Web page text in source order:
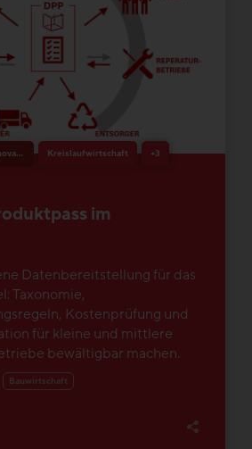
Digitalisierung & Innovation Kreislaufwirtschaft +3
im
Datenbereitstellung für das
Taxonomie,
Kostenprüfung und
für kleine und mittlere
bewältigbar machen.
Bauwirtschaft